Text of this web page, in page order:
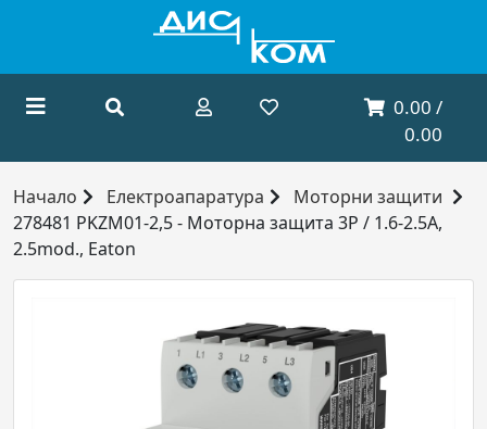
0.00 /
0.00
Начало Електроапаратура
Моторни защити
278481 PKZM01-2,5 - Моторна защита 3P / 1.6-2.5A,
2.5mod., Eaton